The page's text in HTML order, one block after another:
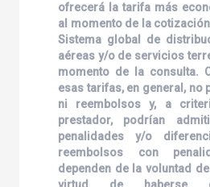
ofrecerá la tarifa más
al momento de la
Sistema global de
aéreas y/o de servicios
momento de la consulta.
esas tarifas, en general, no
ni reembolsos y, a
prestador, podrían
penalidades y/o
reembolsos con
dependen de la voluntad